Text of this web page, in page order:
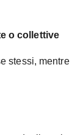
o collettive
stessi, mentre